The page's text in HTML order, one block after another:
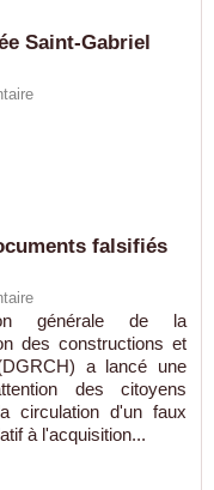
Saint-Gabriel
falsifiés
générale de la
des constructions et
a lancé une
des citoyens
circulation d'un faux
à l'acquisition...